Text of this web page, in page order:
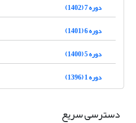
دوره 7 (1402)
دوره 6 (1401)
دوره 5 (1400)
دوره 1 (1396)
دسترسی سریع